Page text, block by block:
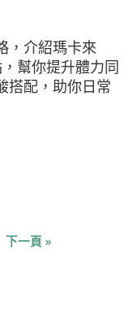
，介紹瑪卡來
幫你提升體力同
搭配，助你日常
下一頁 »